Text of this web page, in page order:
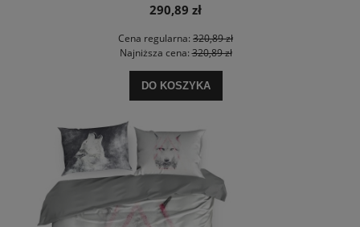
290,89 zł
Cena regularna: 320,89 zł
Najniższa cena:320,89 zł
DO KOSZYKA